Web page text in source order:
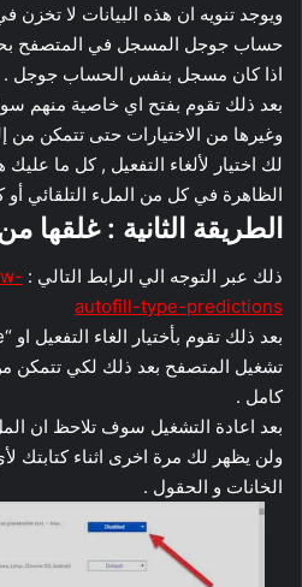
ويوجد تنويه ان هذه البيانات لا
حساب جوجل المسجل في المتصفح
اذا كان مسجل بنفس الحساب جوجل .
بعد ذلك تقوم بفتح اي خاصية منهم
وغيرها من الاختيارات حتى تتمكن من
لك اختيار لألغاء التفعيل , كل ما عليك
الظاهرة في كل من الملء التلقائي أو
الطريقة الثانية :
ذلك عبر التوجه الي الرابط التالي :
autofill-type-predictions
تشغيل المتصفح بعد ذلك لكي تتمكن
كامل .
بعد اعادة التشغيل سوف تلاحظ ان
ولن يظهر لك مرة اخرى اثناء كتابتك
الخانات و الحقول .